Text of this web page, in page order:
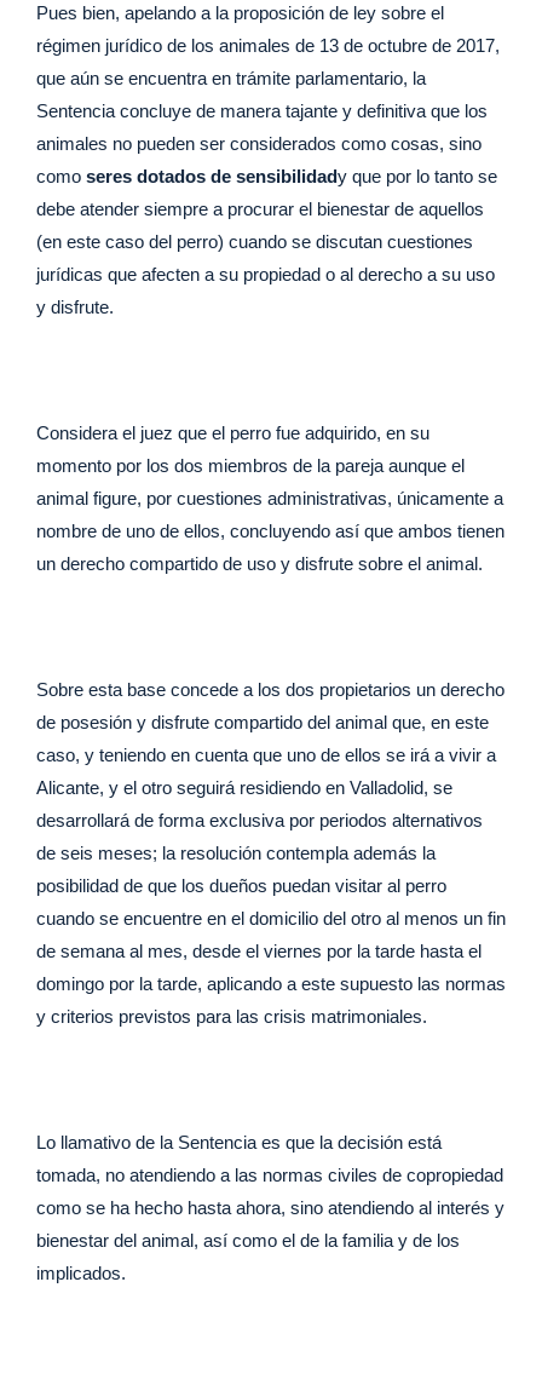
Pues bien, apelando a la proposición de ley sobre el
régimen jurídico de los animales de 13 de octubre de 2017,
que aún se encuentra en trámite parlamentario, la
Sentencia concluye de manera tajante y definitiva que los
animales no pueden ser considerados como cosas, sino
como seres dotados de sensibilidady que por lo tanto se
debe atender siempre a procurar el bienestar de aquellos
(en este caso del perro) cuando se discutan cuestiones
jurídicas que afecten a su propiedad o al derecho a su uso
y disfrute.
Considera el juez que el perro fue adquirido, en su
momento por los dos miembros de la pareja aunque el
animal figure, por cuestiones administrativas, únicamente a
nombre de uno de ellos, concluyendo así que ambos tienen
un derecho compartido de uso y disfrute sobre el animal.
Sobre esta base concede a los dos propietarios un derecho
de posesión y disfrute compartido del animal que, en este
caso, y teniendo en cuenta que uno de ellos se irá a vivir a
Alicante, y el otro seguirá residiendo en Valladolid, se
desarrollará de forma exclusiva por periodos alternativos
de seis meses; la resolución contempla además la
posibilidad de que los dueños puedan visitar al perro
cuando se encuentre en el domicilio del otro al menos un fin
de semana al mes, desde el viernes por la tarde hasta el
domingo por la tarde, aplicando a este supuesto las normas
y criterios previstos para las crisis matrimoniales.
Lo llamativo de la Sentencia es que la decisión está
tomada, no atendiendo a las normas civiles de copropiedad
como se ha hecho hasta ahora, sino atendiendo al interés y
bienestar del animal, así como el de la familia y de los
implicados.